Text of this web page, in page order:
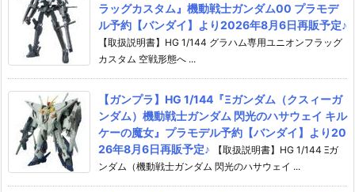
ラッグカスタム』機動戦士ガンダム00 プラモデ
ル予約【バンダイ】より2026年8月6日再販予定♪
【取扱説明書】HG 1/144 グラハム専用ユニオンフラッグ
カスタム 空戦形態へ ...
【ガンプラ】HG 1/144『Ξガンダム（クスィーガ
ンダム）機動戦士ガンダム 閃光のハサウェイ キル
ケーの魔女』プラモデル予約【バンダイ】より20
26年8月6日再販予定♪
【取扱説明書】HG 1/144 Ξガ
ンダム（機動戦士ガンダム 閃光のハサウェイ ...